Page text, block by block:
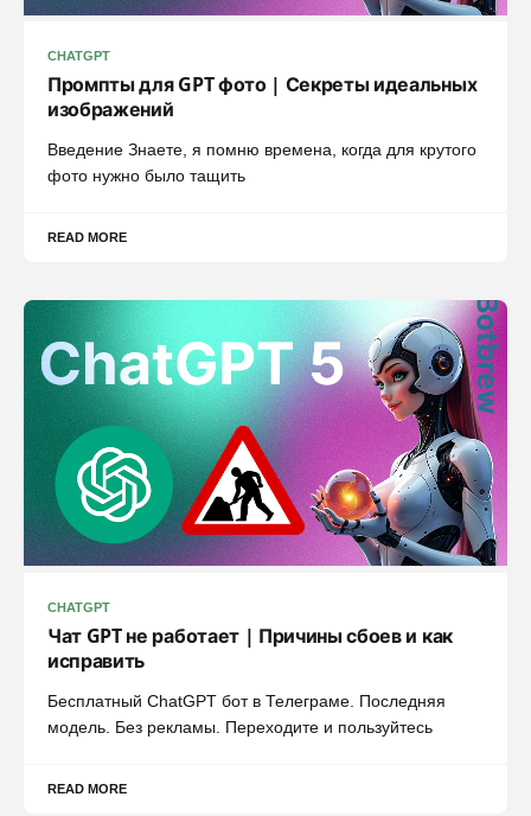
CHATGPT
Промпты для GPT фото | Секреты идеальных
изображений
Введение Знаете, я помню времена, когда для крутого
фото нужно было тащить
READ MORE
CHATGPT
Чат GPT не работает | Причины сбоев и как
исправить
Бесплатный ChatGPT бот в Телеграме. Последняя
модель. Без рекламы. Переходите и пользуйтесь
READ MORE